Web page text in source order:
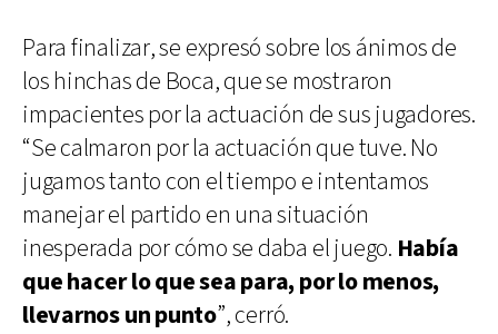
Para finalizar, se expresó sobre los ánimos de
los hinchas de Boca, que se mostraron
impacientes por la actuación de sus jugadores.
“Se calmaron por la actuación que tuve. No
jugamos tanto con el tiempo e intentamos
manejar el partido en una situación
inesperada por cómo se daba el juego. Había
que hacer lo que sea para, por lo menos,
llevarnos un punto”, cerró.